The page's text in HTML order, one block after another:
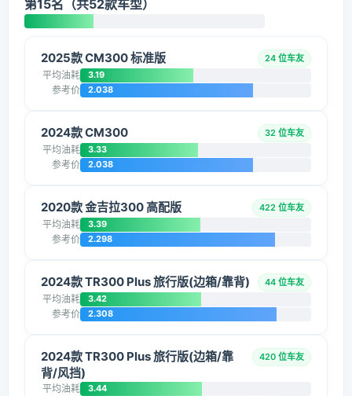
第15名（共52款车型）
2025款 CM300 标准版 24 位车友
平均油耗 3.19
参考价 2.038
2024款 CM300 32 位车友
平均油耗 3.33
参考价 2.038
2020款 金吉拉300 高配版 422 位车友
平均油耗 3.39
参考价 2.298
2024款 TR300 Plus 旅行版(边箱/靠背) 44 位车友
平均油耗 3.42
参考价 2.308
2024款 TR300 Plus 旅行版(边箱/靠
背/风挡)
420 位车友
平均油耗 3.44